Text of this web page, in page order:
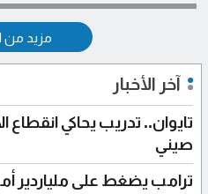
مزيد من
آخر الأخبار
تايوان.. تدريب يحاكي
صيني
ترامب يضغط على ملياردير